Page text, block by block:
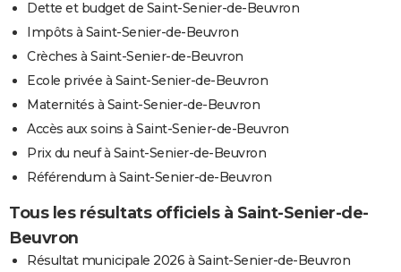
Dette et budget de Saint-Senier-de-Beuvron
Impôts à Saint-Senier-de-Beuvron
Crèches à Saint-Senier-de-Beuvron
Ecole privée à Saint-Senier-de-Beuvron
Maternités à Saint-Senier-de-Beuvron
Accès aux soins à Saint-Senier-de-Beuvron
Prix du neuf à Saint-Senier-de-Beuvron
Référendum à Saint-Senier-de-Beuvron
Tous les résultats officiels à Saint-Senier-de-
Beuvron
Résultat municipale 2026 à Saint-Senier-de-Beuvron